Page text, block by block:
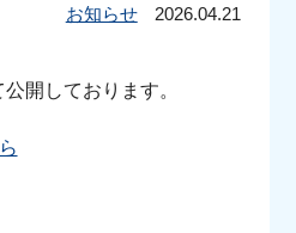
お知らせ 2026.04.21
開しております。